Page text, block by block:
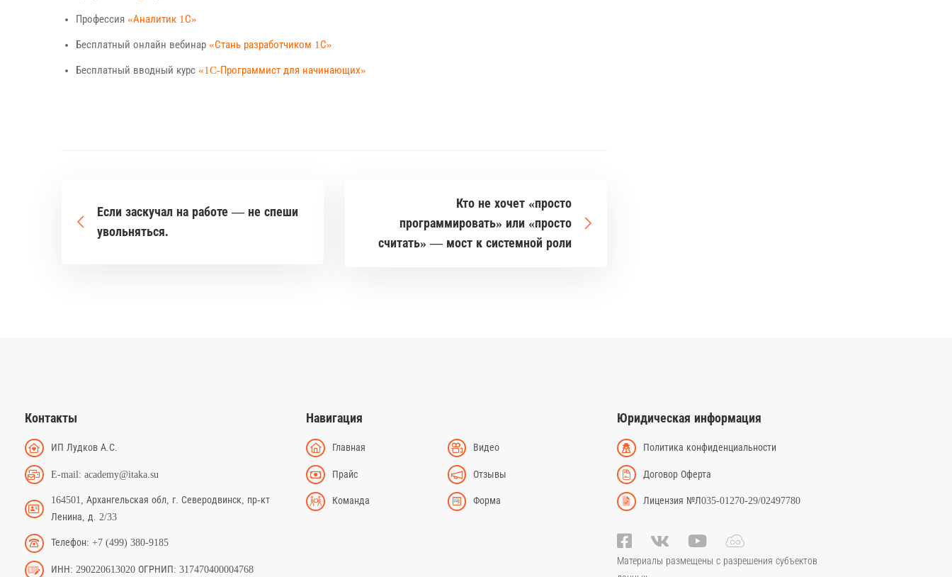
Профессия «Аналитик 1С»
Бесплатный онлайн вебинар «Стань разработчиком 1С»
Бесплатный вводный курс «1C-Программист для начинающих»
Если заскучал на работе — не спеши
увольняться.
Кто не хочет «просто
программировать» или «просто
считать» — мост к системной роли
Контакты
ИП Лудков А.С.
E-mail: academy@itaka.su
164501, Архангельская обл, г. Северодвинск, пр-кт
Ленина, д. 2/33
Телефон: +7 (499) 380-9185
ИНН: 290220613020 ОГРНИП: 317470400004768
Навигация
Главная Видео
Прайс Отзывы
Команда Форма
Юридическая информация
Политика конфиденциальности
Договор Оферта
Лицензия №Л035-01270-29/02497780
Материалы размещены с разрешения субъектов